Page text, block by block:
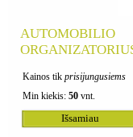
AUTOMOBILIO
Kainos tik prisijungusiems
Min kiekis: 50 vnt.
Išsamiau